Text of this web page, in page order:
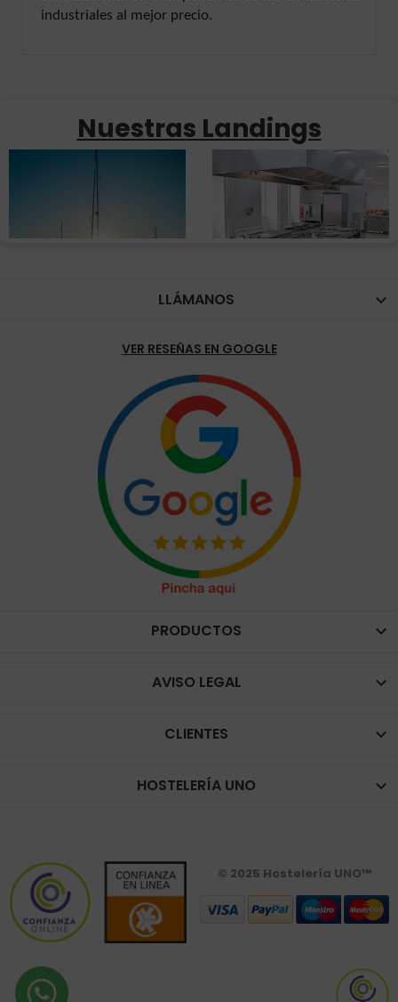
industriales al mejor precio.
Nuestras Landings
LLÁMANOS 
VER RESEÑAS EN GOOGLE
PRODUCTOS 
AVISO LEGAL 
CLIENTES 
HOSTELERÍA UNO 
© 2025 Hostelería UNO™